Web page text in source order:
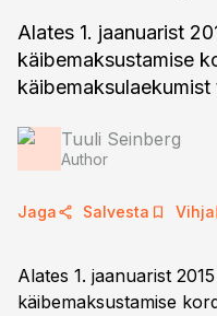
Alates 1. jaanuarist
käibemaksustamise
Tuuli Seinberg
Author
Jaga Salvesta Vihja
Alates 1. jaanuarist
käibemaksustamise